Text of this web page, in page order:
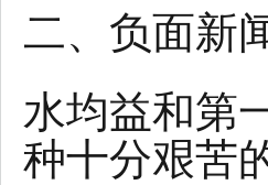
二、负面新
水均益和第
种十分艰苦